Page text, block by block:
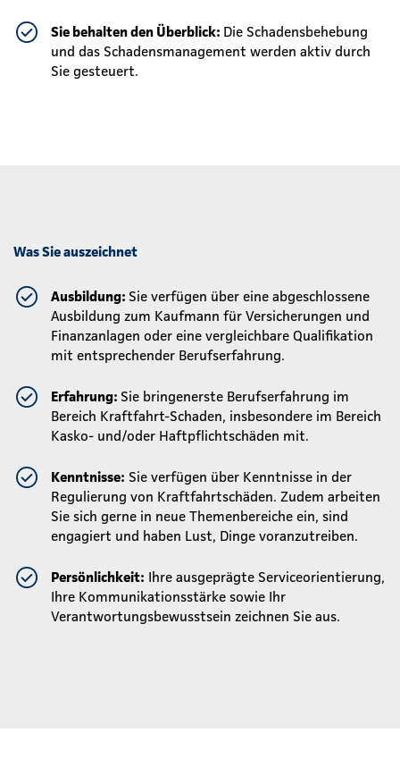
Sie behalten den Überblick: Die Schadensbehebung
und das Schadensmanagement werden aktiv durch
Sie gesteuert.
Was Sie auszeichnet
Ausbildung: Sie verfügen über eine abgeschlossene
Ausbildung zum Kaufmann für Versicherungen und
Finanzanlagen oder eine vergleichbare Qualifikation
mit entsprechender Berufserfahrung.
Erfahrung: Sie bringenerste Berufserfahrung im
Bereich Kraftfahrt-Schaden, insbesondere im Bereich
Kasko- und/oder Haftpflichtschäden mit.
Kenntnisse: Sie verfügen über Kenntnisse in der
Regulierung von Kraftfahrtschäden. Zudem arbeiten
Sie sich gerne in neue Themenbereiche ein, sind
engagiert und haben Lust, Dinge voranzutreiben.
Persönlichkeit: Ihre ausgeprägte Serviceorientierung,
Ihre Kommunikationsstärke sowie Ihr
Verantwortungsbewusstsein zeichnen Sie aus.